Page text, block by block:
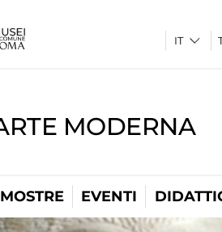
MODERNA
MOSTRE EVENTI